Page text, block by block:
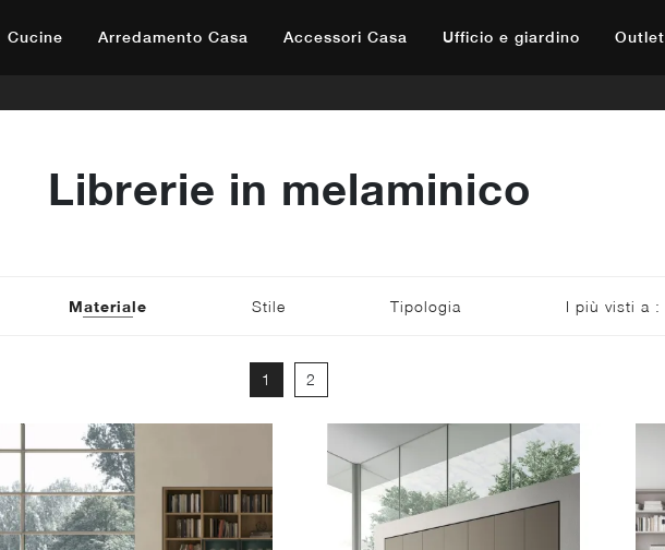
Cucine Arredamento Casa Accessori Casa Ufficio e giardino Outlet
Librerie in melaminico
Materiale Stile Tipologia I più visti a :
1 2